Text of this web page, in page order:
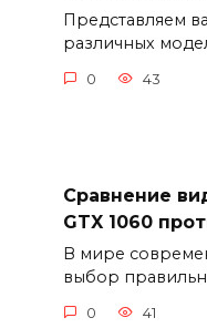
Представляем
различных
0 43
Сравнение
GTX 1060
В мире
выбор
0 41